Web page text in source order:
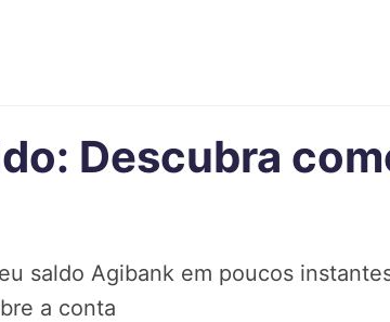
Descubra
saldo Agibank em poucos
a conta